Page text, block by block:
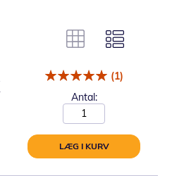
(1)
Antal:
LÆG I KURV